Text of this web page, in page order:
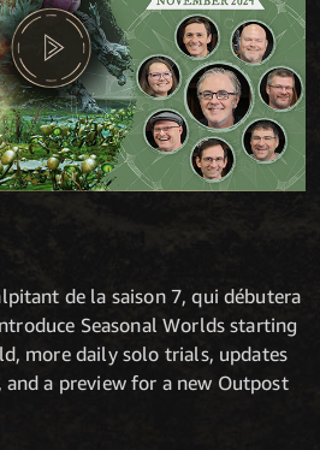
de la saison 7, qui débutera
Seasonal Worlds starting
more daily solo trials, updates
a preview for a new Outpost